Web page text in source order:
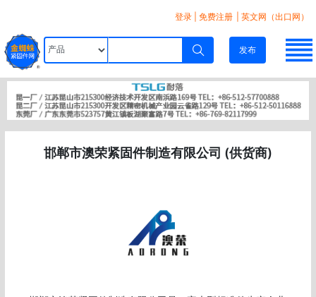
登录 免费注册 | 英文网（出口网）
发布
邯郸市澳荣紧固件制造有限公司 (供货商)